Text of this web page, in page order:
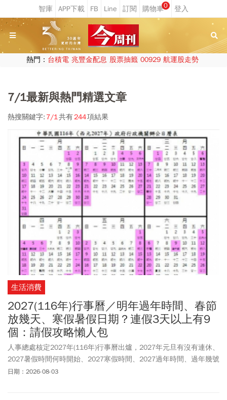
0
熱門： 台積電 兆豐金配息 股票抽籤 00929 航運股走勢
7/1最新與熱門精選文章
熱搜關鍵字: 7/1共有244項結果
生活消費
2027(116年)行事曆／明年過年時間、春節
放幾天、寒假暑假日期？連假3天以上有9
個：請假攻略懶人包
人事總處核定2027年(116年)行事曆出爐，2027年元旦有沒有連休、
2027暑假時間何時開始、2027寒假時間、2027過年時間、過年幾號
放、寒假開學日？不少網友和民眾都在問這些熱門問題！人事總處
日期：2026-08-03